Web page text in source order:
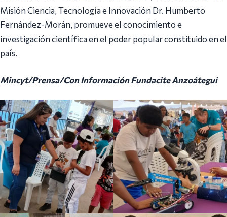
Misión Ciencia, Tecnología e Innovación Dr. Humberto
Fernández-Morán, promueve el conocimiento e
investigación científica en el poder popular constituido en el
país.
Mincyt/Prensa/Con Información Fundacite Anzoátegui